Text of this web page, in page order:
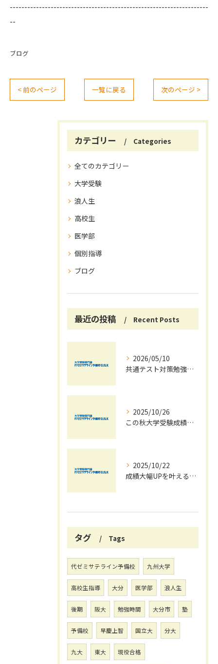
--------------------------------------------------------------------
--
ブログ
< 前のページ 一覧に戻る 次のページ >
カテゴリー Categories
全てのカテゴリー
大学受験
浪人生
高校生
医学部
個別指導
ブログ
最近の投稿 Recent Posts
2026/05/10
共通テスト対策勉強は早めに始めましょう！
2025/10/26
この秋大学受験成績大幅UPの秘訣
2025/10/22
成績大幅UPを叶える秋の効率学習法
タグ Tags
代ゼミサテライン予備校 九州大学
高校生指導 大分 医学部 浪人生
後期 阪大 勉強時間 大分市 塾
予備校 早慶上智 国立大 分大
九大 東大 現役合格